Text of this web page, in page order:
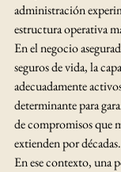
administración
estructura operativa
En el negocio
seguros de vida, la
adecuadamente
determinante para
de compromisos que
extienden por décadas.
En ese contexto, una